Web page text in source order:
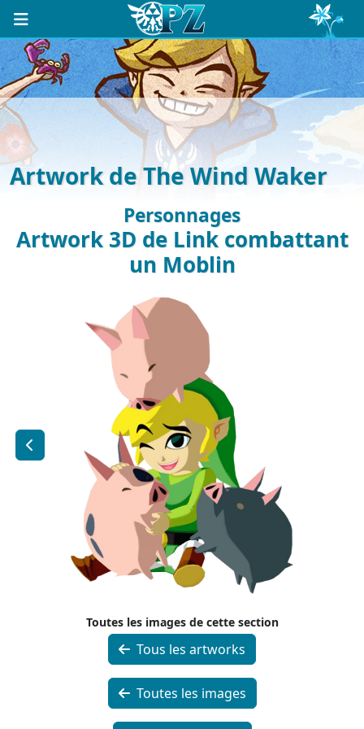
Artwork de The Wind Waker
Personnages
Artwork 3D de Link combattant
un Moblin
Toutes les images de cette section
Tous les artworks
Toutes les images